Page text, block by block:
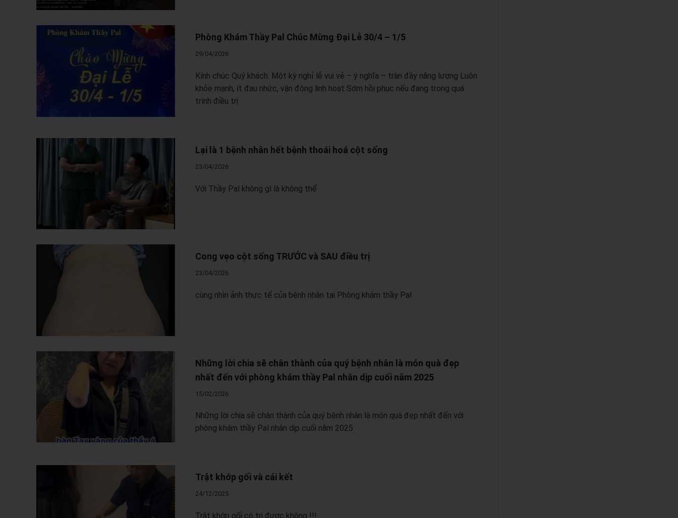
Phòng Khám Thầy Pal Chúc Mừng Đại Lễ 30/4 – 1/5
29/04/2026
Kính chúc Quý khách: Một kỳ nghỉ lễ vui vẻ – ý nghĩa – tràn đầy năng lượng Luôn
khỏe mạnh, ít đau nhức, vận động linh hoạt Sớm hồi phục nếu đang trong quá
trình điều trị
Lại là 1 bệnh nhân hết bệnh thoái hoá cột sống
23/04/2026
Với Thầy Pal không gì là không thể
Cong vẹo cột sống TRƯỚC và SAU điều trị
23/04/2026
cùng nhìn ảnh thực tế của bệnh nhân tại Phòng khám thầy Pal
Những lời chia sẽ chân thành của quý bệnh nhân là món quà đẹp
nhất đến với phòng khám thầy Pal nhân dịp cuối năm 2025
15/02/2026
Những lời chia sẽ chân thành của quý bệnh nhân là món quà đẹp nhất đến với
phòng khám thầy Pal nhân dịp cuối năm 2025
Trật khớp gối và cái kết
24/12/2025
Trật khớp gối có trị được không !!!